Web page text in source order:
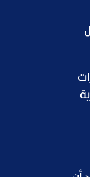
خلال
2022، نحو 3.197 مليارات